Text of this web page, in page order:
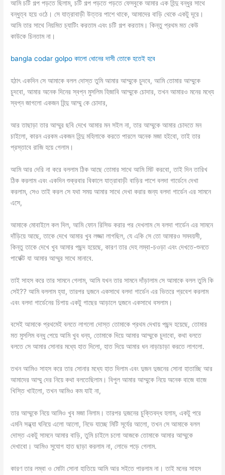
আমি চটি গল্প পড়তে ছিলাম, চটি গল্প পড়তে পড়তে ফেসবুকে আমার এক হিন্দু বন্ধুর সাথে
বন্ধুত্ব হয়ে ওঠে। সে যাত্রাবাড়ী উত্তর পাশে থাকে, আমাদের বাড়ি থেকে একটু দূরে।
আমি তার সাথে নিয়মিত চ্যাটিং করতাম এবং চটি গল্প করতাম। কিন্তু প্রথম মত কেউ
কাউকে চিনতাম না।
bangla codar golpo কালো ধোনের দাসী তোকে হতেই হবে
হঠাৎ একদিন সে আমাকে বলল দোস্ত তুমি আমার আম্মুকে চুদবে, আমি তোমার আম্মুকে
চুদবো, আমার অনেক দিনের স্বপ্ন মুসলিম হিজাবি আম্মুকে চোদার, তখন আমারও মনের মধ্যে
স্বপ্ন জাগলো একজন হিন্দু আম্মু কে চোদার,
আর তাছাড়া তার আম্মুর ছবি দেখে আমার মন সইল না, তার আম্মুকে আমার চোদতে মন
চাইলো, কারন এরকম একজন হিন্দু মহিলাকে করতে পারলে অনেক মজা হইবো, তাই তার
প্রস্তাবে রাজি হয়ে গেলাম।
আমি আর দেরি না করে বললাম ঠিক আছে তোমার সাথে আমি মিট করবো, তাই দিন তারিখ
ঠিক করলাম এবং একদিন শুক্রবার বিকালে যাত্রাবাড়ী বাড়ির পাশে বলদা গার্ডেনে দেখা
করলাম, সেও তাই করল সে যথা সময় আমার সাথে দেখা করার জন্য বলদা গার্ডেন এর সামনে
এসে,
আমাকে মোবাইলে কল দিল, আমি ফোন রিসিভ করার পর দেখলাম সে বলদা গার্ডেন এর সামনে
দাঁড়িয়ে আছে, তাকে দেখে আমার খুব লজ্জা লাগছিল, যে একি সে তো আমারও সমবয়সী,
কিন্তু তাকে দেখে খুব আমার পছন্দ হয়েছে, কারণ তার দেহ লম্বা-চওড়া এবং দেখতে-শুনতে
পার্ফেক্ট যা আমার আম্মুর সাথে মানাবে.
তাই সাহস করে তার সামনে গেলাম, আমি যখন তার সামনে দাঁড়ালাম সে আমাকে বলল তুমি কি
সেই?? আমি বললাম হ্যা, তারপর দুজনে একসাথে বলদা গার্ডেন এর ভিতরে প্রবেশ করলাম
এবং বলদা গার্ডেনের চিপায় একটু গাছের আড়ালে দুজনে একসাথে বসলাম।
বসেই আমাকে প্রথমেই বলতে লাগলো দোস্ত তোমাকে প্রথম দেখায় পছন্দ হয়েছে, তোমার
মত মুসলিম বন্ধু পেয়ে আমি খুব ধন্য, তোমাকে দিয়ে আমার আম্মুকে চুদাবো, কথা বলতে
বলতে সে আমার সোনার মধ্যে হাত দিলো, হাত দিয়ে আমার ধন নাড়াচাড়া করতে লাগলো.
তখন আমিও সাহস করে তার সোনার মধ্যে হাত দিলাম এবং দুজন দুজনের সোনা হাতাচ্ছি আর
আমাদের আম্মু দের নিয়ে কথা বলতেছিলাম। বিপুল আমার আম্মুকে নিয়ে অনেক বাজে বাজে
খিস্তি খাইলো, তখন আমিও কম যাই না,
তার আম্মুকে নিয়ে আমিও খুব মজা নিলাম। তারপর দুজনের চুক্তিবদ্ধ হলাম, একটু পরে
এমনি সন্ধ্যা ঘনিয়ে এলো আলো, নিভে যাচ্ছে মিটি সূর্যের আলো, তখন সে আমাকে বলল
দোস্ত একটু সামনে আমার বাড়ি, তুমি চাইলে চলো আজকে তোমাকে আমার আম্মুকে
দেখাবো। আমিও সুযোগ হাত ছাড়া করলাম না, লোভে পড়ে গেলাম.
কারণ তার লম্বা ও মোটা সোনা হাতিয়ে আমি আর সইতে পারলাম না। তাই মনের সাহস